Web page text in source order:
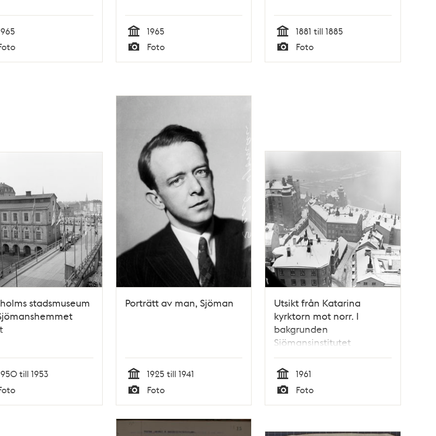
Tid
1965
Typ
Foto Tid
1881 till 1885
Typ
Foto
stadsmuseum
till 1953
Porträtt av man, Sjöman
Tid
1925 till 1941
Typ
Foto
Utsikt från Katarina
kyrktorn mot norr. I
bakgrunden
Sjömansinstitutet
Tid
1961
Typ
Foto